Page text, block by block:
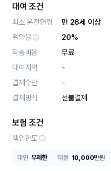
대여 조건
최소 운전연령
만 26세 이상
위약율
20%
탁송비용
무료
대여지역
-
결제수단
-
결제방식
선불결제
보험 조건
책임한도
대인 무제한 대물 10,000만원